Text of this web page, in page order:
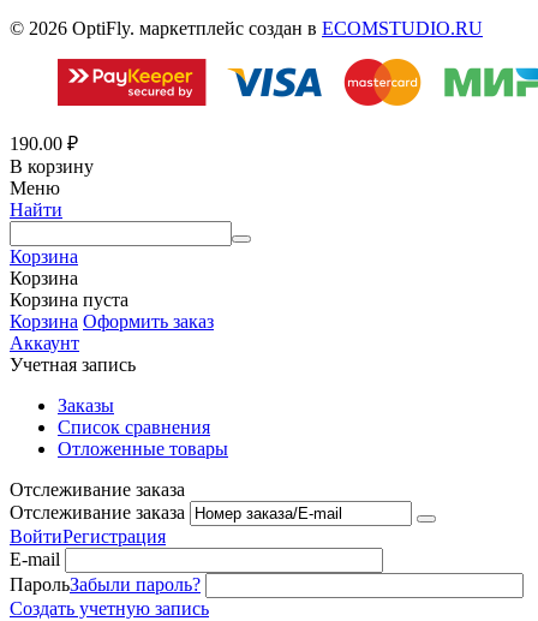
© 2026 OptiFly. маркетплейс создан в ECOMSTUDIO.RU
190.00 ₽
В корзину
Меню
Найти
Корзина
Корзина
Корзина пуста
Корзина Оформить заказ
Аккаунт
Учетная запись
Заказы
Список сравнения
Отложенные товары
Отслеживание заказа
Отслеживание заказа
ВойтиРегистрация
E-mail
ПарольЗабыли пароль?
Создать учетную запись